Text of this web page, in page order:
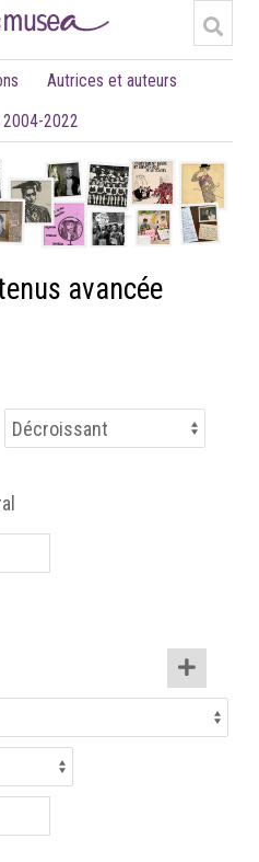
Autrices et auteurs
2004-2022
avancée